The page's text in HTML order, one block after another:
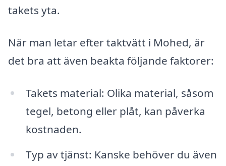
takets yta.
När man letar efter taktvätt i Mohed, är
det bra att även beakta följande faktorer:
Takets material: Olika material, såsom
tegel, betong eller plåt, kan påverka
kostnaden.
Typ av tjänst: Kanske behöver du även